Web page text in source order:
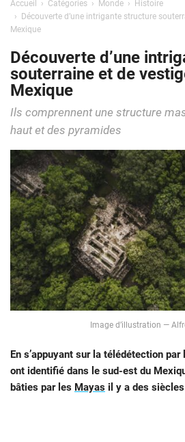
Accueil Catégories Monde
Histoire
Découverte d’une intrigante structure
Mexique
Découverte d’une
souterraine et de
Mexique
Ils comprennent une structure
haut et des pyramides
Image d’illustration —
En s’appuyant sur la télédétection
ont identifié dans le sud-est du
bâties par les Mayas il y a des